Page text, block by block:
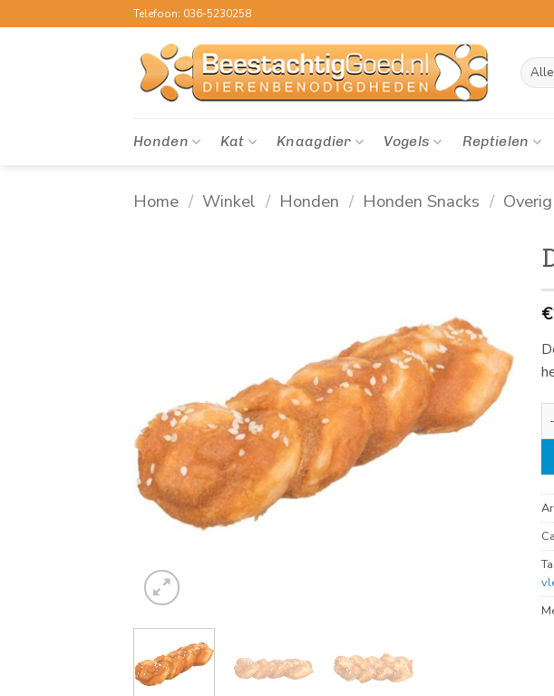
naar
Telefoon: 036-5230258
Honden Kat Knaagdier Vogels Reptielen
Home / Winkel / Honden / Honden Snacks /
€